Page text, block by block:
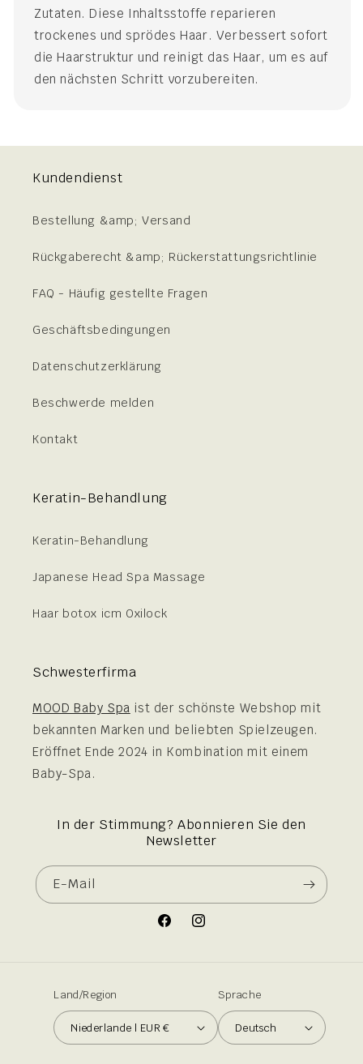
Zutaten. Diese Inhaltsstoffe reparieren
trockenes und sprödes Haar. Verbessert sofort
die Haarstruktur und reinigt das Haar, um es auf
den nächsten Schritt vorzubereiten.
Kundendienst
Bestellung &amp; Versand
Rückgaberecht &amp; Rückerstattungsrichtlinie
FAQ - Häufig gestellte Fragen
Geschäftsbedingungen
Datenschutzerklärung
Beschwerde melden
Kontakt
Keratin-Behandlung
Keratin-Behandlung
Japanese Head Spa Massage
Haar botox icm Oxilock
Schwesterfirma
MOOD Baby Spa ist der schönste Webshop mit
bekannten Marken und beliebten Spielzeugen.
Eröffnet Ende 2024 in Kombination mit einem
Baby-Spa.
In der Stimmung? Abonnieren Sie den
Newsletter
E-Mail
FacebookInstagram
Land/Region
Niederlande | EUR €
Sprache
Deutsch